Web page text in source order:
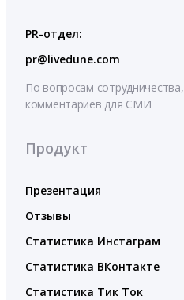
PR-отдел:
pr@livedune.com
По вопросам сотрудничества,
комментариев для СМИ
Продукт
Презентация
Отзывы
Статистика Инстаграм
Статистика ВКонтакте
Статистика Тик Ток